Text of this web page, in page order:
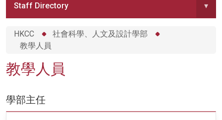
Staff Directory ▾
HKCC
社會科學、人文及設計學部
教學人員
教學人員
學部主任